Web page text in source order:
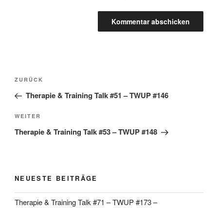
Beitragsnavigation
Vorheriger
Beitrag
ZURÜCK
Therapie & Training Talk #51 – TWUP #146
Nächster
Beitrag
WEITER
Therapie & Training Talk #53 – TWUP #148
NEUESTE BEITRÄGE
Therapie & Training Talk #71 – TWUP #173 –